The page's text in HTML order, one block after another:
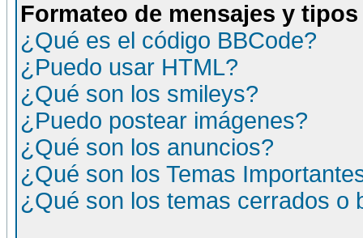
Formateo de mensajes y
¿Qué es el código BBCode?
¿Puedo usar HTML?
¿Qué son los smileys?
¿Puedo postear imágenes?
¿Qué son los anuncios?
¿Qué son los Temas
¿Qué son los temas cerrados o